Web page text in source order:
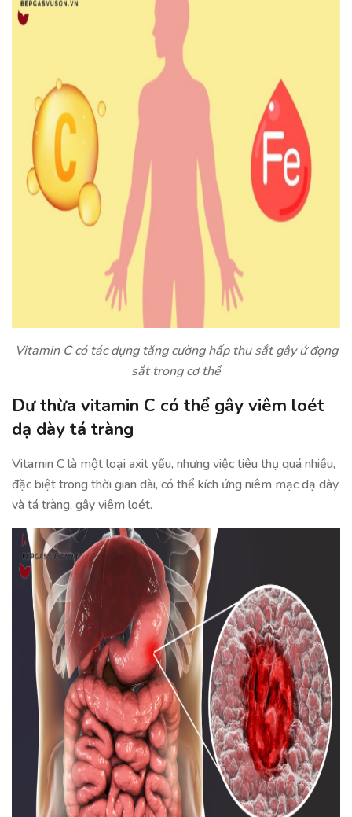
Vitamin C có tác dụng tăng cường hấp thu sắt gây ứ đọng
sắt trong cơ thể
Dư thừa vitamin C có thể gây viêm loét
dạ dày tá tràng
Vitamin C là một loại axit yếu, nhưng việc tiêu thụ quá nhiều,
đặc biệt trong thời gian dài, có thể kích ứng niêm mạc dạ dày
và tá tràng, gây viêm loét.